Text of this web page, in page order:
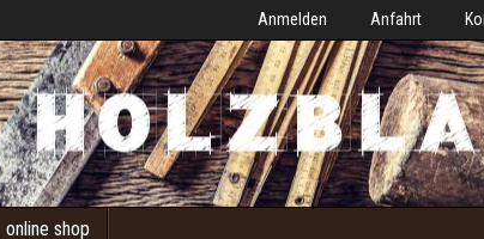
Anmelden Anfahrt
online shop